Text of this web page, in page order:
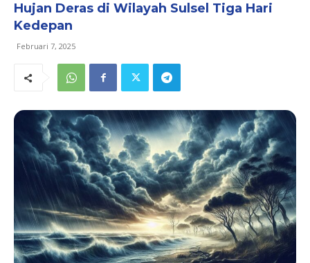
Hujan Deras di Wilayah Sulsel Tiga Hari
Kedepan
Februari 7, 2025